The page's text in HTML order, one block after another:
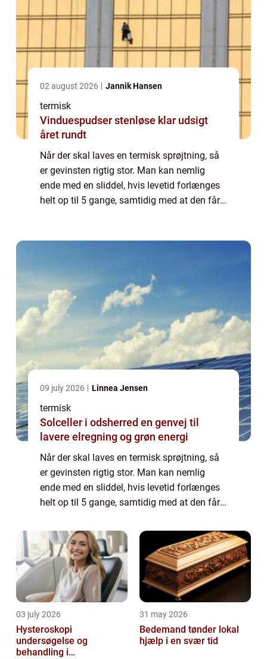
02 august 2026 Jannik Hansen
termisk
Vinduespudser stenløse klar udsigt
året rundt
Når der skal laves en termisk sprøjtning, så
er gevinsten rigtig stor. Man kan nemlig
ende med en sliddel, hvis levetid forlænges
helt op til 5 gange, samtidig med at den får
09 july 2026 Linnea Jensen
termisk
Solceller i odsherred en genvej til
lavere elregning og grøn energi
Når der skal laves en termisk sprøjtning, så
er gevinsten rigtig stor. Man kan nemlig
ende med en sliddel, hvis levetid forlænges
helt op til 5 gange, samtidig med at den får
selvfølgelig bare, hvordan finder du f...
03 july 2026
Hysteroskopi
undersøgelse og
behandling i
31 may 2026
Bedemand tønder lokal
hjælp i en svær tid